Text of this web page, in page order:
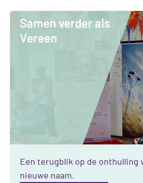
Samen verder als
Vereen
Een terugblik op de onthulling
nieuwe naam.